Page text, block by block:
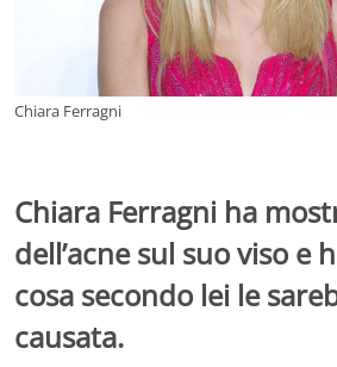
Chiara Ferragni
Chiara Ferragni ha
dell’acne sul suo viso e
cosa secondo lei le
causata.